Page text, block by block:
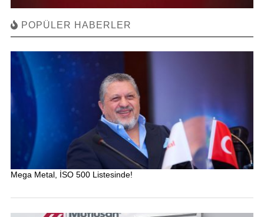
POPÜLER HABERLER
Mega Metal, İSO 500 Listesinde!